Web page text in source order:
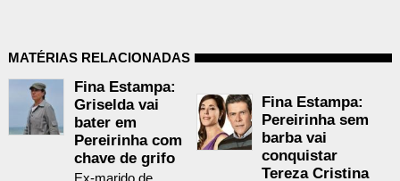
MATÉRIAS RELACIONADAS
Fina Estampa:
Griselda vai
bater em
Pereirinha com
chave de grifo
Fina Estampa:
Pereirinha sem
barba vai
conquistar
Tereza Cristina